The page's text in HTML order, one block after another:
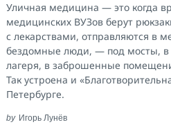
Уличная медицина — это когда
медицинских ВУЗов берут
с лекарствами, отправляются в
бездомные люди, — под мосты, в
лагеря, в заброшенные
Так устроена и
Петербурге.
by Игорь Лунёв